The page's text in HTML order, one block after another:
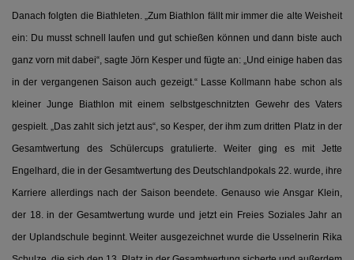
Danach folgten die Biathleten. „Zum Biathlon fällt mir immer die alte Weisheit
ein: Du musst schnell laufen und gut schießen können und dann biste auch
ganz vorn mit dabei“, sagte Jörn Kesper und fügte an: „Und einige haben das
in der vergangenen Saison auch gezeigt.“ Lasse Kollmann habe schon als
kleiner Junge Biathlon mit einem selbstgeschnitzten Gewehr des Vaters
gespielt. „Das zahlt sich jetzt aus“, so Kesper, der ihm zum dritten Platz in der
Gesamtwertung des Schülercups gratulierte. Weiter ging es mit Jette
Engelhard, die in der Gesamtwertung des Deutschlandpokals 22. wurde, ihre
Karriere allerdings nach der Saison beendete. Genauso wie Ansgar Klein,
der 18. in der Gesamtwertung wurde und jetzt ein Freies Soziales Jahr an
der Uplandschule beginnt. Weiter ausgezeichnet wurde die Usselnerin Rika